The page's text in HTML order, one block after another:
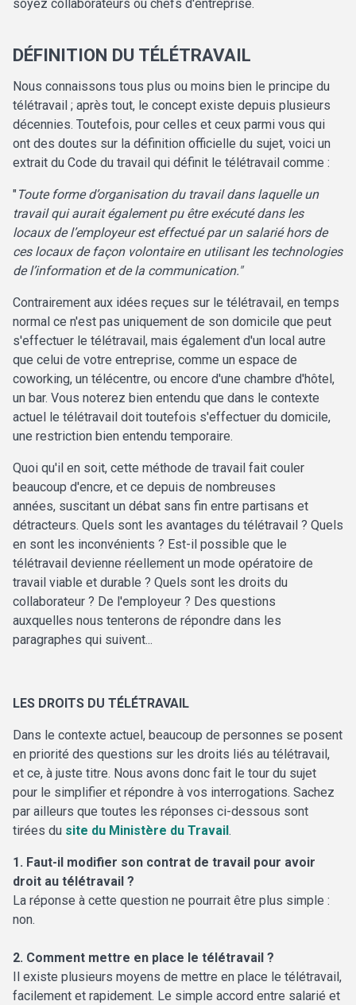
soyez collaborateurs ou chefs d'entreprise.
DÉFINITION DU TÉLÉTRAVAIL
Nous connaissons tous plus ou moins bien le principe du
télétravail ; après tout, le concept existe depuis plusieurs
décennies. Toutefois, pour celles et ceux parmi vous qui
ont des doutes sur la définition officielle du sujet, voici un
extrait du Code du travail qui définit le télétravail comme :
"Toute forme d’organisation du travail dans laquelle un
travail qui aurait également pu être exécuté dans les
locaux de l’employeur est effectué par un salarié hors de
ces locaux de façon volontaire en utilisant les technologies
de l’information et de la communication."
Contrairement aux idées reçues sur le télétravail, en temps
normal ce n'est pas uniquement de son domicile que peut
s'effectuer le télétravail, mais également d'un local autre
que celui de votre entreprise, comme un espace de
coworking, un télécentre, ou encore d'une chambre d'hôtel,
un bar. Vous noterez bien entendu que dans le contexte
actuel le télétravail doit toutefois s'effectuer du domicile,
une restriction bien entendu temporaire.
Quoi qu'il en soit, cette méthode de travail fait couler
beaucoup d'encre, et ce depuis de nombreuses
années, suscitant un débat sans fin entre partisans et
détracteurs. Quels sont les avantages du télétravail ? Quels
en sont les inconvénients ? Est-il possible que le
télétravail devienne réellement un mode opératoire de
travail viable et durable ? Quels sont les droits du
collaborateur ? De l'employeur ? Des questions
auxquelles nous tenterons de répondre dans les
paragraphes qui suivent...
LES DROITS DU TÉLÉTRAVAIL
Dans le contexte actuel, beaucoup de personnes se posent
en priorité des questions sur les droits liés au télétravail,
et ce, à juste titre. Nous avons donc fait le tour du sujet
pour le simplifier et répondre à vos interrogations. Sachez
par ailleurs que toutes les réponses ci-dessous sont
tirées du site du Ministère du Travail .
1. Faut-il modifier son contrat de travail pour avoir
droit au télétravail ?
La réponse à cette question ne pourrait être plus simple :
non.
2. Comment mettre en place le télétravail ?
Il existe plusieurs moyens de mettre en place le télétravail,
facilement et rapidement. Le simple accord entre salarié et